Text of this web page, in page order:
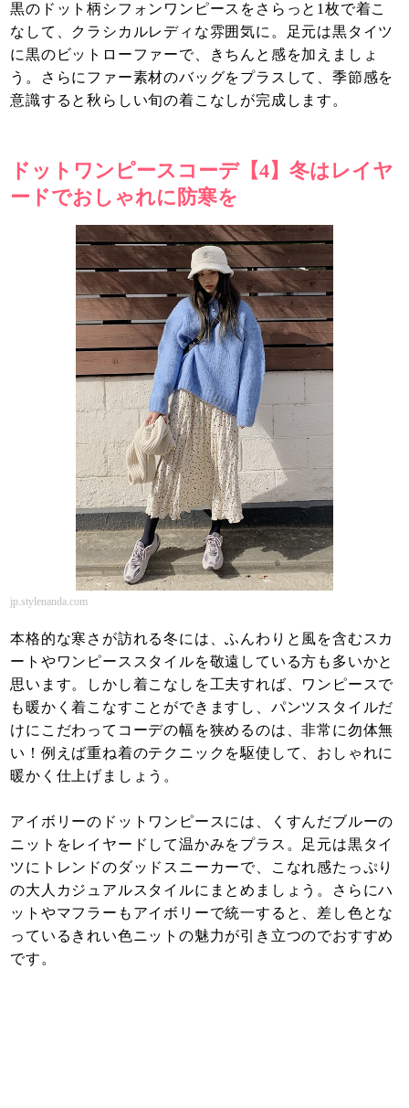
黒のドット柄シフォンワンピースをさらっと1枚で着こ
なして、クラシカルレディな雰囲気に。足元は黒タイツ
に黒のビットローファーで、きちんと感を加えましょ
う。さらにファー素材のバッグをプラスして、季節感を
意識すると秋らしい旬の着こなしが完成します。
ドットワンピースコーデ【4】冬はレイヤ
ードでおしゃれに防寒を
jp.stylenanda.com
本格的な寒さが訪れる冬には、ふんわりと風を含むスカ
ートやワンピーススタイルを敬遠している方も多いかと
思います。しかし着こなしを工夫すれば、ワンピースで
も暖かく着こなすことができますし、パンツスタイルだ
けにこだわってコーデの幅を狭めるのは、非常に勿体無
い！例えば重ね着のテクニックを駆使して、おしゃれに
暖かく仕上げましょう。
アイボリーのドットワンピースには、くすんだブルーの
ニットをレイヤードして温かみをプラス。足元は黒タイ
ツにトレンドのダッドスニーカーで、こなれ感たっぷり
の大人カジュアルスタイルにまとめましょう。さらにハ
ットやマフラーもアイボリーで統一すると、差し色とな
っているきれい色ニットの魅力が引き立つのでおすすめ
です。